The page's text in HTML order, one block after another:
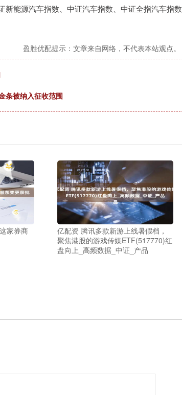
能源汽车指数、中证汽车指数、中证全指汽车指数
盈胜优配提示：文章来自网络，不代表本站观点。
条被纳入征收范围
家券商
亿配资 腾讯多款新游上线暑假档，
聚焦港股的游戏传媒ETF(517770)红
盘向上_高频数据_中证_产品